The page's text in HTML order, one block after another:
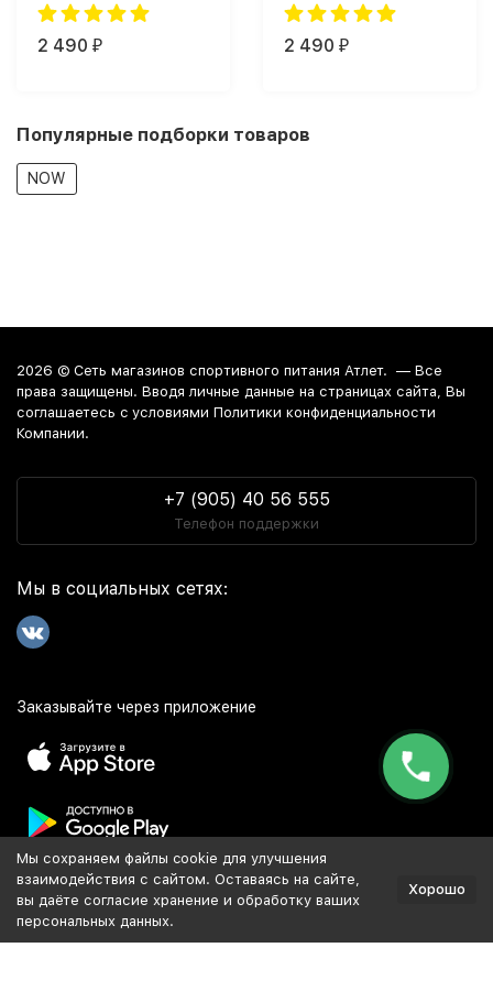
капс.)
2 490 ₽ 2 490 ₽
Популярные подборки товаров
NOW
2026 © Сеть магазинов спортивного питания Атлет. — Все
права защищены. Вводя личные данные на страницах сайта, Вы
соглашаетесь c условиями Политики конфиденциальности
Компании.
+7 (905) 40 56 555
Телефон поддержки
Мы в социальных сетях:
Заказывайте через приложение
Популярное
Мы сохраняем файлы cookie для улучшения
взаимодействия с сайтом. Оставаясь на сайте,
вы даёте согласие хранение и обработку ваших
персональных данных.
Хорошо